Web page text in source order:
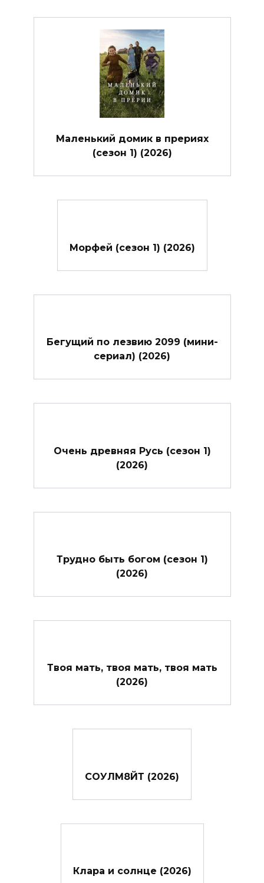
Маленький домик в прериях
(сезон 1) (2026)
Морфей (сезон 1) (2026)
Бегущий по лезвию 2099 (мини-
сериал) (2026)
Очень древняя Русь (сезон 1)
(2026)
Трудно быть богом (сезон 1)
(2026)
Твоя мать, твоя мать, твоя мать
(2026)
СОУЛМ8ЙТ (2026)
Клара и солнце (2026)